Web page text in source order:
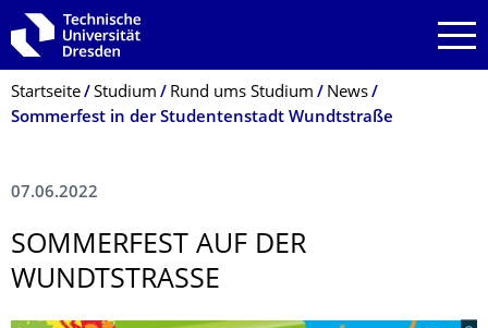
Zur Hauptnavigation springen
Zur Suche springen
Zum Inhalt springen
Breadcrumb-Menü
Startseite Studium Rund ums Studium
News
Sommerfest in der Studentenstadt Wundtstraße
07.06.2022
SOMMERFEST AUF DER
WUNDTSTRASSE